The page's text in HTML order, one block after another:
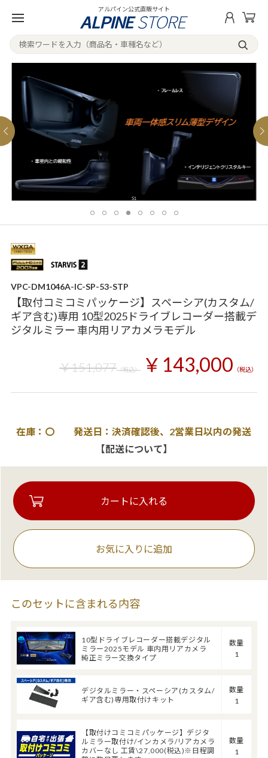
アルパイン公式直販サイト
VPC-DM1046A-IC-SP-53-STP
【取付コミコミパッケージ】スペーシア(カスタム/
ギア含む)専用 10型2025ドライブレコーダー搭載デ
ジタルミラー 車内用リアカメラモデル
￥151,077（税込） ￥143,000 （税込）
在庫：〇 発送日：決済確認後、2営業日以内の発送
【配送について】
お気に入りに追加
このセットに含まれる内容
10型ドライブレコーダー搭載デジタル
ミラー2025モデル 車内用リアカメラ
純正ミラー交換タイプ
数量
1
デジタルミラー・スペーシア(カスタム/
ギア含む)専用取付けキット
数量
1
【取付けコミコミパッケージ】デジタ
ルミラー取付け/インカメラ/リアカメラ
カバーなし 工賃\27,000(税込)※日程調
数量
1